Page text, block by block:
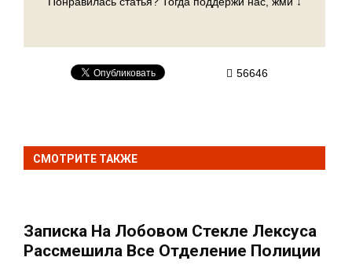
56646
СМОТРИТЕ ТАКЖЕ
Записка На Лобовом Стекле Лексуса
Рассмешила Все Отделение Полиции